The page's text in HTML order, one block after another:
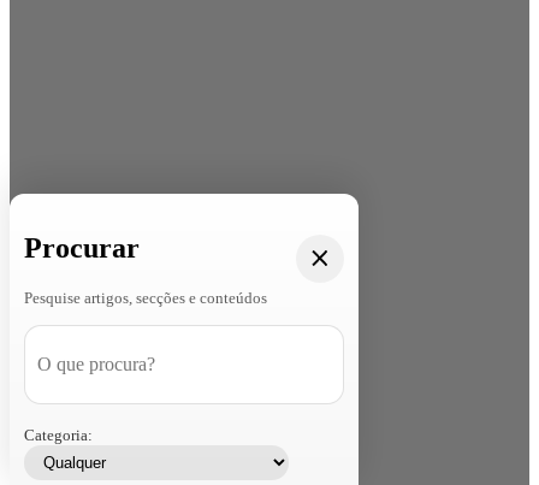
Procurar
Pesquise artigos, secções e conteúdos
Categoria: